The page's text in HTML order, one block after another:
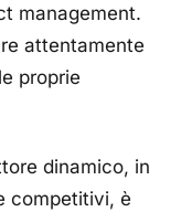
management.
attentamente
proprie
dinamico, in
competitivi, è